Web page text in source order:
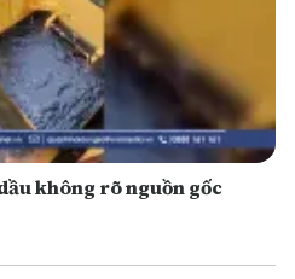
không rõ nguồn gốc